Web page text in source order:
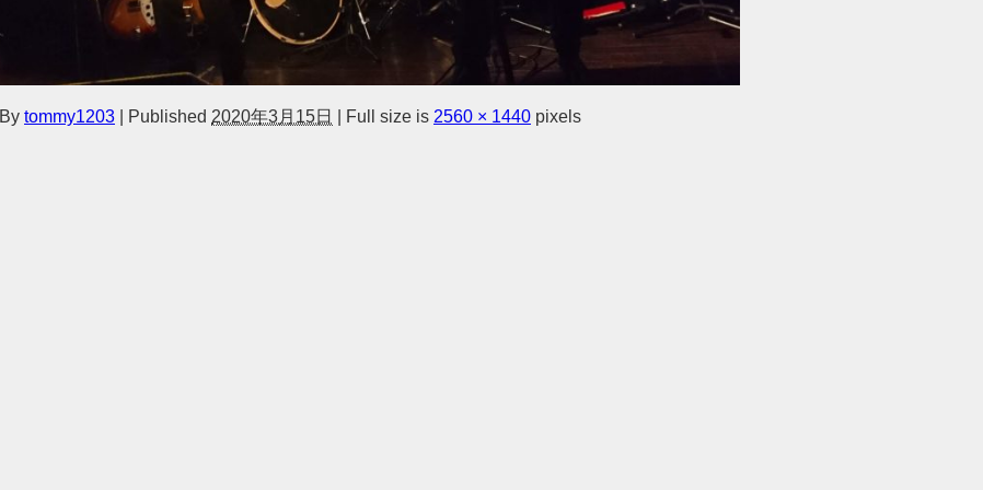
By tommy1203 Published 2020年3月15日 Full size is 2560 × 1440 pixels